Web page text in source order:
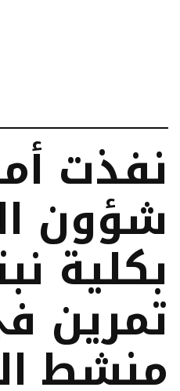
نفذت
شؤون
بكلية
تمرين
منشط